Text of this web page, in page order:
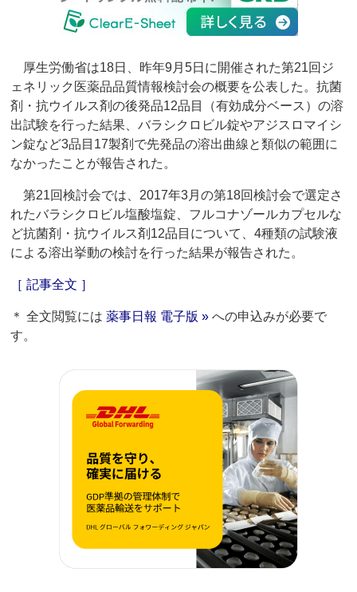
厚生労働省は18日、昨年9月5日に開催された第21回ジ
ェネリック医薬品品質情報検討会の概要を公表した。抗菌
剤・抗ウイルス剤の後発品12品目（有効成分ベース）の溶
出試験を行った結果、バラシクロビル錠やアジスロマイシ
ン錠など3品目17製剤で先発品の溶出曲線と類似の範囲に
なかったことが報告された。
第21回検討会では、2017年3月の第18回検討会で選定さ
れたバラシクロビル塩酸塩錠、フルコナゾールカプセルな
ど抗菌剤・抗ウイルス剤12品目について、4種類の試験液
による溶出挙動の検討を行った結果が報告された。
［ 記事全文 ］
＊ 全文閲覧には薬事日報 電子版 » への申込みが必要で
す。